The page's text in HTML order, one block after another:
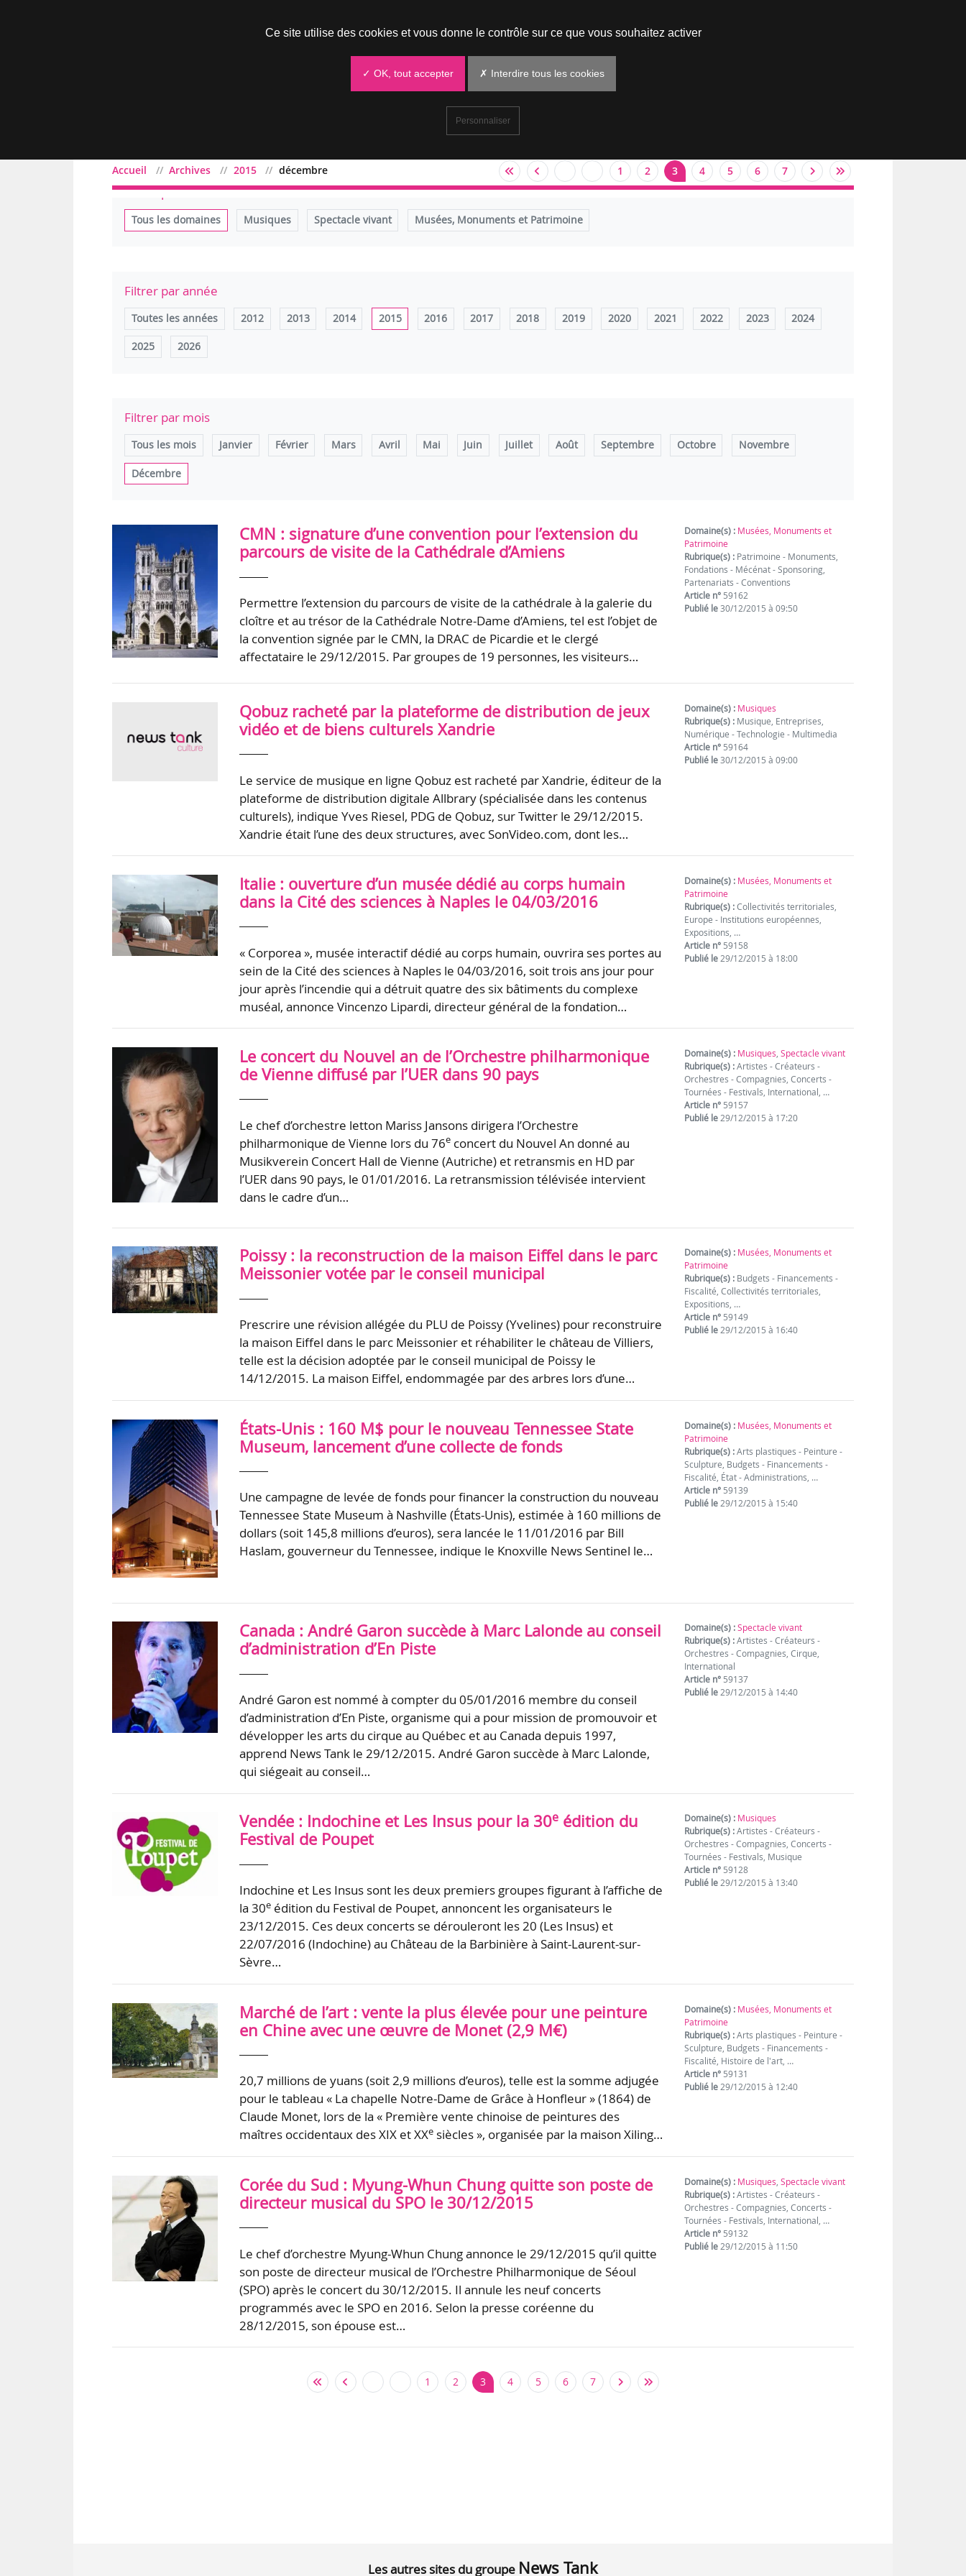
Accueil Archives 2015 décembre 1 2 3 4 5 6 7
Filtrer par domaine
Tous les domaines Musiques Spectacle vivant Musées, Monuments et Patrimoine
Filtrer par année
Toutes les années 2012 2013 2014 2015 2016 2017 2018 2019 2020 2021 2022 2023 2024
2025 2026
Filtrer par mois
Tous les mois Janvier Février Mars Avril Mai Juin Juillet Août Septembre Octobre Novembre
Décembre
CMN : signature d’une convention pour l’extension du
parcours de visite de la Cathédrale d’Amiens
Permettre l’extension du parcours de visite de la cathédrale à la galerie du
cloître et au trésor de la Cathédrale Notre-Dame d’Amiens, tel est l’objet de
la convention signée par le CMN, la DRAC de Picardie et le clergé
affectataire le 29/12/2015. Par groupes de 19 personnes, les visiteurs…
Domaine(s) : Musées, Monuments et
Patrimoine
Rubrique(s) : Patrimoine - Monuments,
Fondations - Mécénat - Sponsoring,
Partenariats - Conventions
Article n° 59162
Publié le30/12/2015 à 09:50
Qobuz racheté par la plateforme de distribution de jeux
vidéo et de biens culturels Xandrie
Le service de musique en ligne Qobuz est racheté par Xandrie, éditeur de la
plateforme de distribution digitale Allbrary (spécialisée dans les contenus
culturels), indique Yves Riesel, PDG de Qobuz, sur Twitter le 29/12/2015.
Xandrie était l’une des deux structures, avec SonVideo.com, dont les…
Domaine(s) : Musiques
Rubrique(s) : Musique, Entreprises,
Numérique - Technologie - Multimedia
Article n° 59164
Publié le30/12/2015 à 09:00
Italie : ouverture d’un musée dédié au corps humain
dans la Cité des sciences à Naples le 04/03/2016
« Corporea », musée interactif dédié au corps humain, ouvrira ses portes au
sein de la Cité des sciences à Naples le 04/03/2016, soit trois ans jour pour
jour après l’incendie qui a détruit quatre des six bâtiments du complexe
muséal, annonce Vincenzo Lipardi, directeur général de la fondation…
Domaine(s) : Musées, Monuments et
Patrimoine
Rubrique(s) :Collectivités territoriales,
Europe - Institutions européennes,
Expositions, …
Article n° 59158
Publié le29/12/2015 à 18:00
Le concert du Nouvel an de l’Orchestre philharmonique
de Vienne diffusé par l’UER dans 90 pays
Le chef d’orchestre letton Mariss Jansons dirigera l’Orchestre
philharmonique de Vienne lors du 76e concert du Nouvel An donné au
Musikverein Concert Hall de Vienne (Autriche) et retransmis en HD par
l’UER dans 90 pays, le 01/01/2016. La retransmission télévisée intervient
dans le cadre d’un…
Domaine(s) : Musiques,Spectacle vivant
Rubrique(s) :Artistes - Créateurs -
Orchestres - Compagnies, Concerts -
Tournées - Festivals, International, …
Article n° 59157
Publié le29/12/2015 à 17:20
Poissy : la reconstruction de la maison Eiffel dans le parc
Meissonier votée par le conseil municipal
Prescrire une révision allégée du PLU de Poissy (Yvelines) pour reconstruire
la maison Eiffel dans le parc Meissonier et réhabiliter le château de Villiers,
telle est la décision adoptée par le conseil municipal de Poissy le
14/12/2015. La maison Eiffel, endommagée par des arbres lors d’une…
Domaine(s) : Musées, Monuments et
Patrimoine
Rubrique(s) : Budgets - Financements -
Fiscalité, Collectivités territoriales,
Expositions, …
Article n° 59149
Publié le29/12/2015 à 16:40
États-Unis : 160 M$ pour le nouveau Tennessee State
Museum, lancement d’une collecte de fonds
Une campagne de levée de fonds pour financer la construction du nouveau
Tennessee State Museum à Nashville (États-Unis), estimée à 160 millions de
dollars (soit 145,8 millions d’euros), sera lancée le 11/01/2016 par Bill
Haslam, gouverneur du Tennessee, indique le Knoxville News Sentinel le…
Domaine(s) : Musées, Monuments et
Patrimoine
Rubrique(s) :Arts plastiques - Peinture -
Sculpture, Budgets - Financements -
Fiscalité, État - Administrations, …
Article n° 59139
Publié le29/12/2015 à 15:40
Canada : André Garon succède à Marc Lalonde au conseil
d’administration d’En Piste
André Garon est nommé à compter du 05/01/2016 membre du conseil
d’administration d’En Piste, organisme qui a pour mission de promouvoir et
développer les arts du cirque au Québec et au Canada depuis 1997,
apprend News Tank le 29/12/2015. André Garon succède à Marc Lalonde,
qui siégeait au conseil…
Domaine(s) : Spectacle vivant
Rubrique(s) :Artistes - Créateurs -
Orchestres - Compagnies, Cirque,
International
Article n° 59137
Publié le29/12/2015 à 14:40
Vendée : Indochine et Les Insus pour la 30e édition du
Festival de Poupet
Indochine et Les Insus sont les deux premiers groupes figurant à l’affiche de
la 30e édition du Festival de Poupet, annoncent les organisateurs le
23/12/2015. Ces deux concerts se dérouleront les 20 (Les Insus) et
22/07/2016 (Indochine) au Château de la Barbinière à Saint-Laurent-sur-
Sèvre…
Domaine(s) : Musiques
Rubrique(s) :Artistes - Créateurs -
Orchestres - Compagnies, Concerts -
Tournées - Festivals, Musique
Article n° 59128
Publié le29/12/2015 à 13:40
Marché de l’art : vente la plus élevée pour une peinture
en Chine avec une œuvre de Monet (2,9 M€)
20,7 millions de yuans (soit 2,9 millions d’euros), telle est la somme adjugée
pour le tableau « La chapelle Notre-Dame de Grâce à Honfleur » (1864) de
Claude Monet, lors de la « Première vente chinoise de peintures des
maîtres occidentaux des XIX et XXe siècles », organisée par la maison Xiling…
Domaine(s) : Musées, Monuments et
Patrimoine
Rubrique(s) :Arts plastiques - Peinture -
Sculpture, Budgets - Financements -
Fiscalité, Histoire de l'art, …
Article n° 59131
Publié le29/12/2015 à 12:40
Corée du Sud : Myung-Whun Chung quitte son poste de
directeur musical du SPO le 30/12/2015
Le chef d’orchestre Myung-Whun Chung annonce le 29/12/2015 qu’il quitte
son poste de directeur musical de l’Orchestre Philharmonique de Séoul
(SPO) après le concert du 30/12/2015. Il annule les neuf concerts
programmés avec le SPO en 2016. Selon la presse coréenne du
28/12/2015, son épouse est…
Domaine(s) : Musiques,Spectacle vivant
Rubrique(s) :Artistes - Créateurs -
Orchestres - Compagnies, Concerts -
Tournées - Festivals, International, …
Article n° 59132
Publié le29/12/2015 à 11:50
1 2 3 4 5 6 7
Les autres sites du groupe News Tank
Ce site utilise des cookies et vous donne le contrôle sur ce que vous souhaitez activer
✓ OK, tout accepter ✗ Interdire tous les cookies
Personnaliser